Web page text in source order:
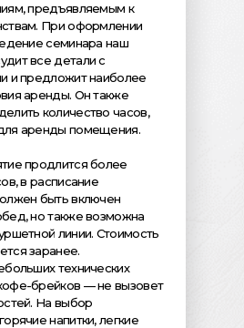
предъявляемым к
При оформлении
семинара наш
все детали с
и предложит наиболее
аренды. Он также
количество часов,
аренды помещения.
продлится более
в расписание
быть включен
но также возможна
линии. Стоимость
заранее.
технических
брейков — не вызовет
На выбор
напитки, легкие